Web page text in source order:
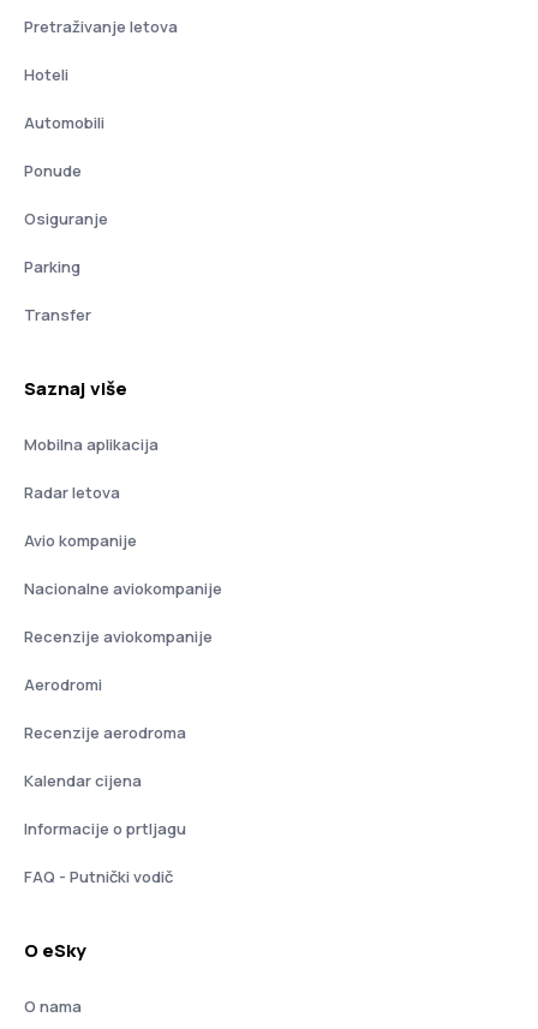
Pretraživanje letova
Hoteli
Automobili
Ponude
Osiguranje
Parking
Transfer
Saznaj više
Mobilna aplikacija
Radar letova
Avio kompanije
Nacionalne aviokompanije
Recenzije aviokompanije
Aerodromi
Recenzije aerodroma
Kalendar cijena
Informacije o prtljagu
FAQ - Putnički vodič
O eSky
O nama